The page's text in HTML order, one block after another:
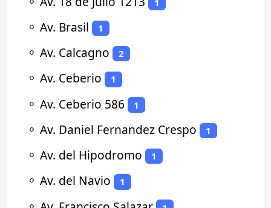
⚬ Av. Brasil 1
⚬ Av. Calcagno 2
⚬ Av. Ceberio 1
⚬ Av. Ceberio 586 1
⚬ Av. Daniel Fernandez Crespo 1
⚬ Av. del Hipodromo 1
⚬ Av. del Navio 1